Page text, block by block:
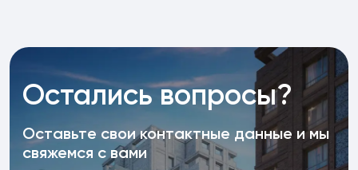
Остались вопросы?
Оставьте свои контактные данные и мы
свяжемся с вами